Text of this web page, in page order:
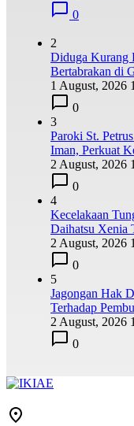
0
2
Diduga Kurang
Bertabrakan di
1 August, 2026
0
3
Paroki St.
Iman, Perkuat
2 August, 2026
0
4
Kecelakaan
Daihatsu Xenia
2 August, 2026
0
5
Jagongan Hak
Terhadap
2 August, 2026
0